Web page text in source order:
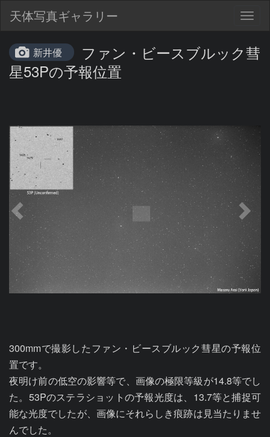
天体写真ギャラリー
新井優
ファン・ビースブルック彗
星53Pの予報位置
300mmで撮影したファン・ビースブルック彗星の予報位
置です。
夜明け前の低空の影響等で、画像の極限等級が14.8等でし
た。53Pのステラショットの予報光度は、13.7等と捕捉可
能な光度でしたが、画像にそれらしき痕跡は見当たりませ
んでした。